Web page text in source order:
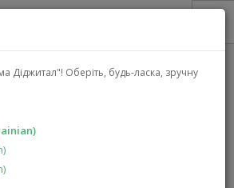
Діджитал"! Оберіть, будь-ласка, зручну
FOR CINE
METAL GREY)